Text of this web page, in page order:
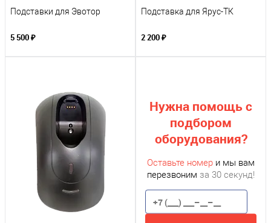
Подставки для Эвотор
5 500 ₽
Подставка для Ярус-ТК
2 200 ₽
Нужна помощь с
подбором
оборудования?
Оставьте номер и мы вам
перезвоним за 30 секунд!